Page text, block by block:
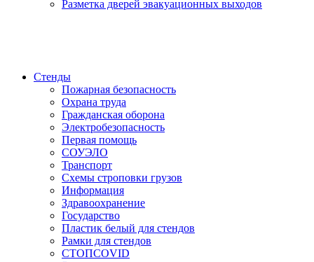
Разметка дверей эвакуационных выходов
Стенды
Пожарная безопасность
Охрана труда
Гражданская оборона
Электробезопасность
Первая помощь
СОУЭЛО
Транспорт
Схемы строповки грузов
Информация
Здравоохранение
Государство
Пластик белый для стендов
Рамки для стендов
СТОПCOVID